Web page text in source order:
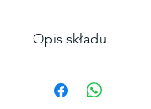
Opis składu
20 szt.róże